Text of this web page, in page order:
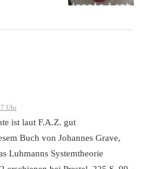
Uhr
ist laut F.A.Z. gut
Buch von Johannes Grave,
Luhmanns Systemtheorie